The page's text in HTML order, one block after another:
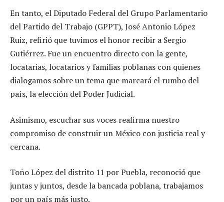
En tanto, el Diputado Federal del Grupo Parlamentario
del Partido del Trabajo (GPPT), José Antonio López
Ruiz, refirió que tuvimos el honor recibir a Sergio
Gutiérrez. Fue un encuentro directo con la gente,
locatarias, locatarios y familias poblanas con quienes
dialogamos sobre un tema que marcará el rumbo del
país, la elección del Poder Judicial.
Asimismo, escuchar sus voces reafirma nuestro
compromiso de construir un México con justicia real y
cercana.
Toño López del distrito 11 por Puebla, reconoció que
juntas y juntos, desde la bancada poblana, trabajamos
por un país más justo.